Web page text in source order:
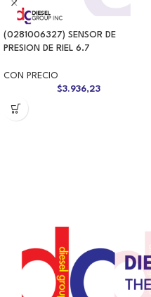
(0281006327) SENSOR DE
PRESION DE RIEL 6.7
CON PRECIO
$3.936,23